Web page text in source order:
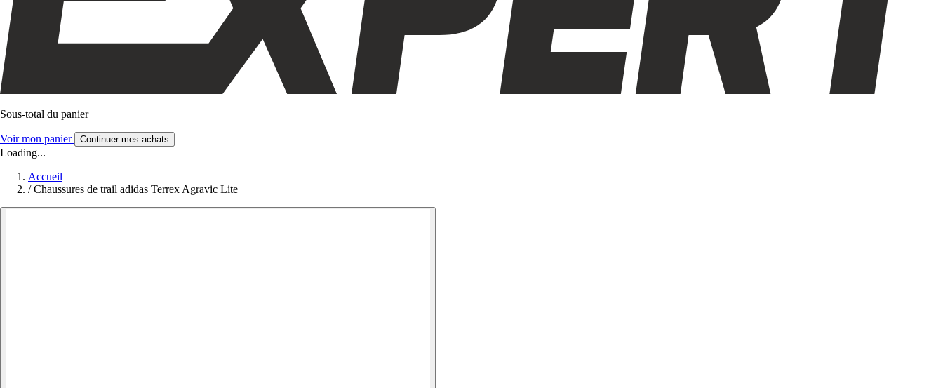
Sous-total du panier
Voir mon panier Continuer mes achats
Loading...
Accueil
/ Chaussures de trail adidas Terrex Agravic Lite